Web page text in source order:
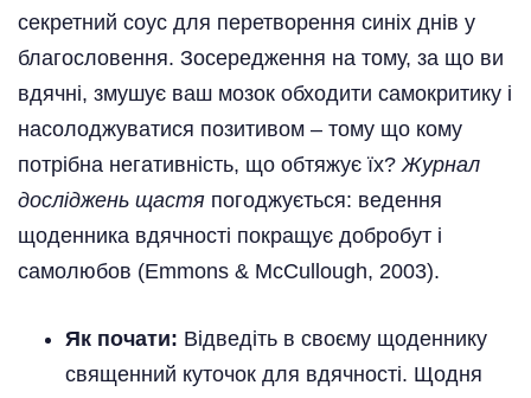
секретний соус для перетворення синіх днів у
благословення. Зосередження на тому, за що ви
вдячні, змушує ваш мозок обходити самокритику і
насолоджуватися позитивом – тому що кому
потрібна негативність, що обтяжує їх? Журнал
досліджень щастя погоджується: ведення
щоденника вдячності покращує добробут і
самолюбов (Emmons & McCullough, 2003).
Як почати: Відведіть в своєму щоденнику
священний куточок для вдячності. Щодня